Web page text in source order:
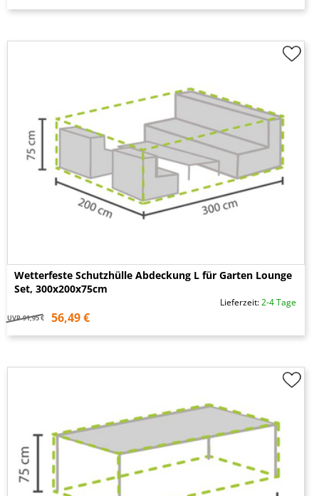
Wetterfeste Schutzhülle Abdeckung L für Garten Lounge
Set, 300x200x75cm
Lieferzeit:2-4 Tage
UVP 91,95 € 56,49 €